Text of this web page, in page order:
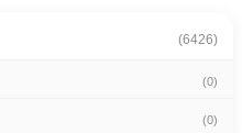
(6426)
(0)
(0)